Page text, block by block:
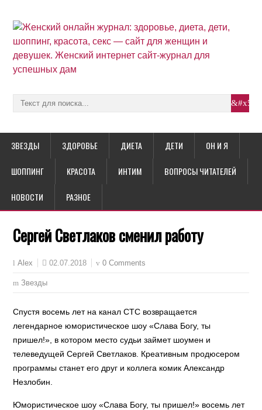
ЗВЕЗДЫ ЗДОРОВЬЕ ДИЕТА ДЕТИ ОН И Я
ШОППИНГ КРАСОТА ИНТИМ ВОПРОСЫ ЧИТАТЕЛЕЙ
НОВОСТИ РАЗНОЕ
Сергей Светлаков сменил работу
Alex 02.07.2018 0 Comments
Звезды
Спустя восемь лет на канал СТС возвращается
легендарное юмористическое шоу «Слава Богу, ты
пришел!», в котором место судьи займет шоумен и
телеведущей Сергей Светлаков. Креативным продюсером
программы станет его друг и коллега комик Александр
Незлобин.
Юмористическое шоу «Слава Богу, ты пришел!» восемь лет